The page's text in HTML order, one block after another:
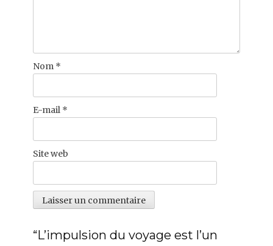
Nom *
E-mail *
Site web
“L’impulsion du voyage est l’un